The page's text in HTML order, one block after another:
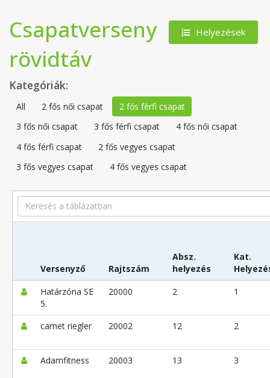
Helyezések
Csapatverseny
rövidtáv
Kategóriák:
All 2 fős női csapat
2 fős férfi csapat
3 fős női csapat
3 fős férfi csapat
4 fős női csapat
4 fős férfi csapat
2 fős vegyes csapat
3 fős vegyes csapat
4 fős vegyes csapat
Search
Versenyző Rajtszám
Absz.
helyezés
Kat.
Határzóna SE
5.
20000 2 1
carnet riegler 20002 12 2
Adamfitness 20003 13 3